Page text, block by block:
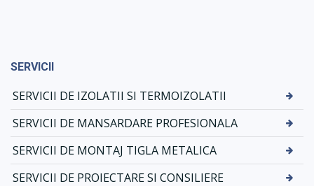
SERVICII
SERVICII DE IZOLATII SI TERMOIZOLATII
SERVICII DE MANSARDARE PROFESIONALA
SERVICII DE MONTAJ TIGLA METALICA
SERVICII DE PROIECTARE SI CONSILIERE